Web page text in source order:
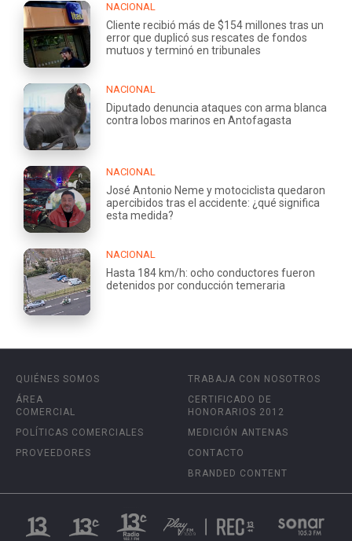
NACIONAL
Cliente recibió más de $154 millones tras un
error que duplicó sus rescates de fondos
mutuos y terminó en tribunales
NACIONAL
Diputado denuncia ataques con arma blanca
contra lobos marinos en Antofagasta
NACIONAL
José Antonio Neme y motociclista quedaron
apercibidos tras el accidente: ¿qué significa
esta medida?
NACIONAL
Hasta 184 km/h: ocho conductores fueron
detenidos por conducción temeraria
QUIÉNES SOMOS
ÁREA
COMERCIAL
POLÍTICAS COMERCIALES
PROVEEDORES
TRABAJA CON NOSOTROS
CERTIFICADO DE
HONORARIOS 2012
MEDICIÓN ANTENAS
CONTACTO
BRANDED CONTENT